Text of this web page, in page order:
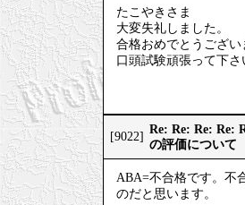
たこやきさま
大変失礼しました。
合格おめでとうござい
口頭試験頑張って下さ
[9022]
Re: Re: Re: Re:
の評価について
ABA=不合格です。不
のだと思います。